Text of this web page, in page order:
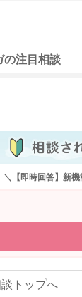
の注目相談
＼【即時回答】新
トップへ